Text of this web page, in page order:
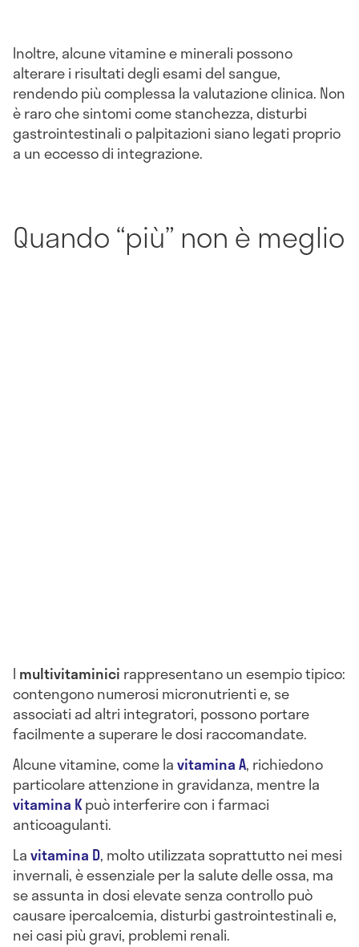
Inoltre, alcune vitamine e minerali possono
alterare i risultati degli esami del sangue,
rendendo più complessa la valutazione clinica. Non
è raro che sintomi come stanchezza, disturbi
gastrointestinali o palpitazioni siano legati proprio
a un eccesso di integrazione.
Quando “più” non è meglio
I multivitaminici rappresentano un esempio tipico:
contengono numerosi micronutrienti e, se
associati ad altri integratori, possono portare
facilmente a superare le dosi raccomandate.
Alcune vitamine, come lavitamina A, richiedono
particolare attenzione in gravidanza, mentre la
vitamina Kpuò interferire con i farmaci
anticoagulanti.
Lavitamina D, molto utilizzata soprattutto nei mesi
invernali, è essenziale per la salute delle ossa, ma
se assunta in dosi elevate senza controllo può
causare ipercalcemia, disturbi gastrointestinali e,
nei casi più gravi, problemi renali.